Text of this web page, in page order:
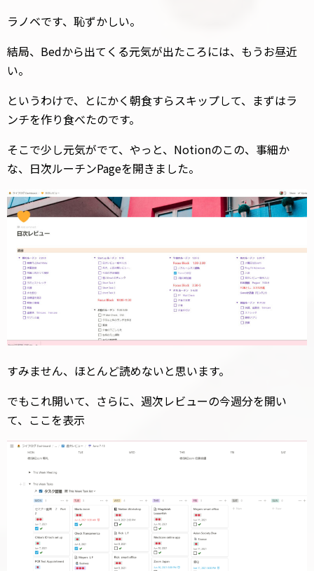
ラノベです、恥ずかしい。
結局、Bedから出てくる元気が出たころには、もうお昼近
い。
というわけで、とにかく朝食すらスキップして、まずはラ
ンチを作り食べたのです。
そこで少し元気がでて、やっと、Notionのこの、事細か
な、日次ルーチンPageを開きました。
すみません、ほとんど読めないと思います。
でもこれ開いて、さらに、週次レビューの今週分を開い
て、ここを表示